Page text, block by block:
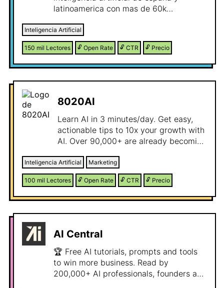
latinoamerica con mas de 60k
Inteligencia Artificial
150 mil Lectores 🔓 Open Rate 🔓 CTR 🔓 Precio
8020AI
Learn AI in 3 minutes/day. Get easy,
actionable tips to 10x your growth with
AI. Over 90,000+ are already becoming
Inteligencia Artificial Marketing
100 mil Lectores 🔓 Open Rate 🔓 CTR 🔓 Precio
AI Central
🏆 Free AI tutorials, prompts and tools
to win more business. Read by
200,000+ AI professionals, founders and